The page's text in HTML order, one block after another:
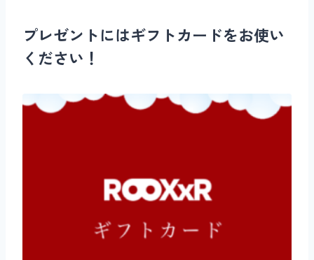
プレゼントにはギフトカードをお使い
ください！